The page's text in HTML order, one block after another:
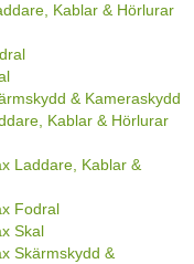
Kablar & Hörlurar
& Kameraskydd
Kablar & Hörlurar
Laddare, Kablar &
Fodral
Skal
Skärmskydd &